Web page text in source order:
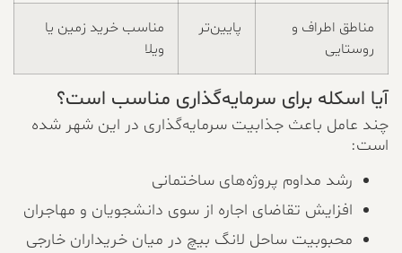
مناطق اطراف و
روستایی
پایین‌تر
مناسب خرید زمین یا
ویلا
آیا اسکله برای سرمایه‌گذاری مناسب است؟
چند عامل باعث جذابیت سرمایه‌گذاری در این شهر شده
است:
رشد مداوم پروژه‌های ساختمانی
افزایش تقاضای اجاره از سوی دانشجویان و مهاجران
محبوبیت ساحل لانگ بیچ در میان خریداران خارجی